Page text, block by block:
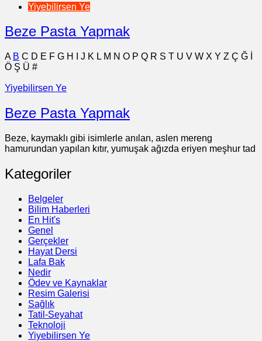
Yiyebilirsen Ye
Beze Pasta Yapmak
A B C D E F G H J K L M N O P Q R S T U V W X Y Z Ç Ğ
Ö Ş Ü #
Yiyebilirsen Ye
Beze Pasta Yapmak
Beze, kaymaklı gibi isimlerle anılan, aslen mereng
hamurundan yapılan kıtır, yumuşak ağızda eriyen meşhur tad
Kategoriler
Belgeler
Bilim Haberleri
En Hit's
Genel
Gerçekler
Hayat Dersi
Lafa Bak
Nedir
Ödev ve Kaynaklar
Resim Galerisi
Sağlık
Tatil-Seyahat
Teknoloji
Yiyebilirsen Ye